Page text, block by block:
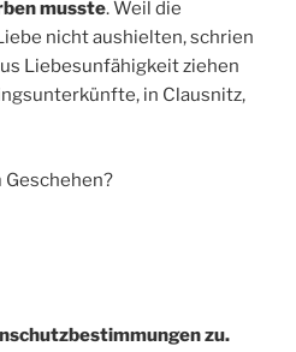
musste. Weil die
nicht aushielten, schrien
Liebesunfähigkeit ziehen
in Clausnitz,
zu.